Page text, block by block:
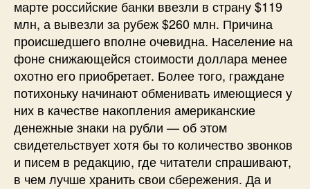
марте российские банки ввезли в страну $119
млн, а вывезли за рубеж $260 млн. Причина
происшедшего вполне очевидна. Население на
фоне снижающейся стоимости доллара менее
охотно его приобретает. Более того, граждане
потихоньку начинают обменивать имеющиеся у
них в качестве накопления американские
денежные знаки на рубли — об этом
свидетельствует хотя бы то количество звонков
и писем в редакцию, где читатели спрашивают,
в чем лучше хранить свои сбережения. Да и